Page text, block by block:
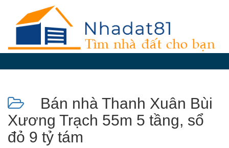
đàn
Giới
Tin
đất
videos
Bán nhà Thanh Xuân Bùi
Xương Trạch 55m 5 tầng, sổ
đỏ 9 tỷ tám